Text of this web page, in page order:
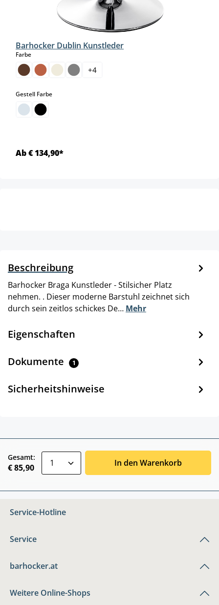
Barhocker Dublin Kunstleder
Farbeauswählen
+4
Gestell Farbeauswählen
Ab € 134,90*
Beschreibung
Barhocker Braga Kunstleder - Stilsicher Platz
nehmen. . Dieser moderne Barstuhl zeichnet sich
durch sein zeitlos schickes De… Mehr
Eigenschaften
Dokumente 1
Sicherheitshinweise
Gesamt:
€ 85,90 In den Warenkorb
Service-Hotline
Service
barhocker.at
Weitere Online-Shops